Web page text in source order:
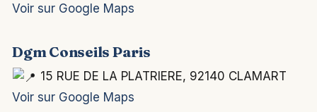
Voir sur Google Maps
Dgm Conseils Paris
15 RUE DE LA PLATRIERE, 92140 CLAMART
Voir sur Google Maps